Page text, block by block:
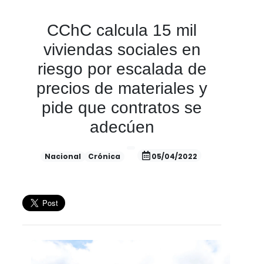
CChC calcula 15 mil
viviendas sociales en
riesgo por escalada de
precios de materiales y
pide que contratos se
adecúen
Nacional Crónica 05/04/2022